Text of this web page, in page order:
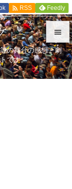


メニュ

 RSS Feedly
の舞台の感想、劇
です。